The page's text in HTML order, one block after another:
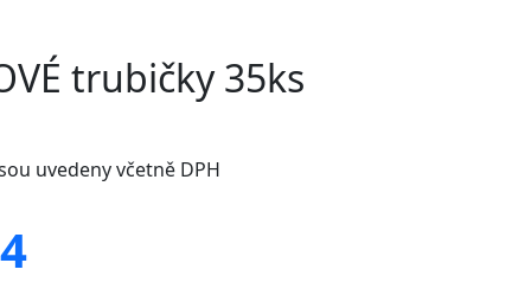
trubičky 35ks
uvedeny včetně DPH